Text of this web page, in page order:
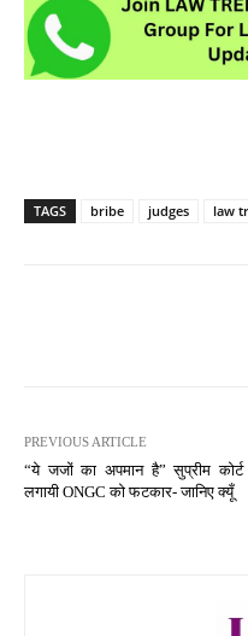
TAGS bribe judges law
PREVIOUS ARTICLE
“ये जजों का अपमान है” सुप्रीम
लगायी ONGC को फटकार- जानिए क्यूँ